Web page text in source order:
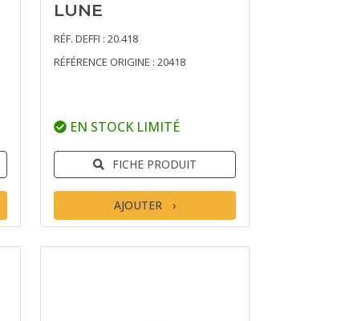
LUNE
RÉF. DEFFI : 20.418
RÉFÉRENCE ORIGINE : 20418
EN STOCK LIMITÉ
FICHE PRODUIT
AJOUTER